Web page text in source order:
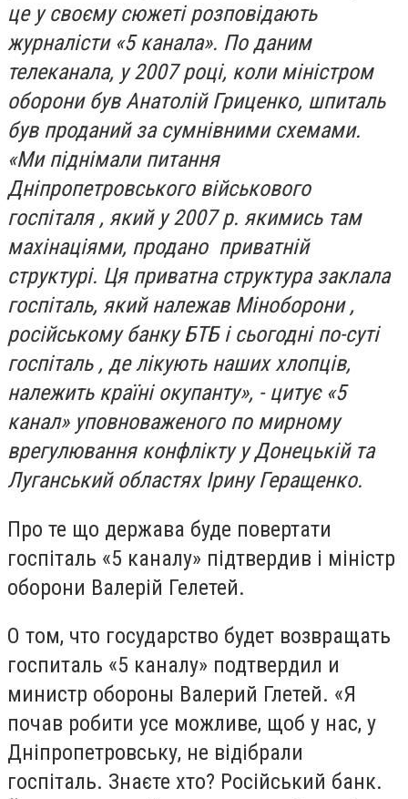
це у своєму сюжеті розповідають
журналісти «5 канала». По даним
телеканала, у 2007 році, коли міністром
оборони був Анатолій Гриценко, шпиталь
був проданий за сумнівними схемами.
«Ми піднімали питання
Дніпропетровського військового
госпіталя , який у 2007 р. якимись там
махінаціями, продано приватній
структурі. Ця приватна структура заклала
госпіталь, який належав Міноборони ,
російському банку БТБ і сьогодні по-суті
госпіталь , де лікують наших хлопців,
належить країні окупанту», - цитує «5
канал» уповноваженого по мирному
врегулювання конфлікту у Донецькій та
Луганський областях Ірину Геращенко.
Про те що держава буде повертати
госпіталь «5 каналу» підтвердив і міністр
оборони Валерій Гелетей.
О том, что государство будет возвращать
госпиталь «5 каналу» подтвердил и
министр обороны Валерий Глетей. «Я
почав робити усе можливе, щоб у нас, у
Дніпропетровську, не відібрали
госпіталь. Знаєте хто? Російський банк.